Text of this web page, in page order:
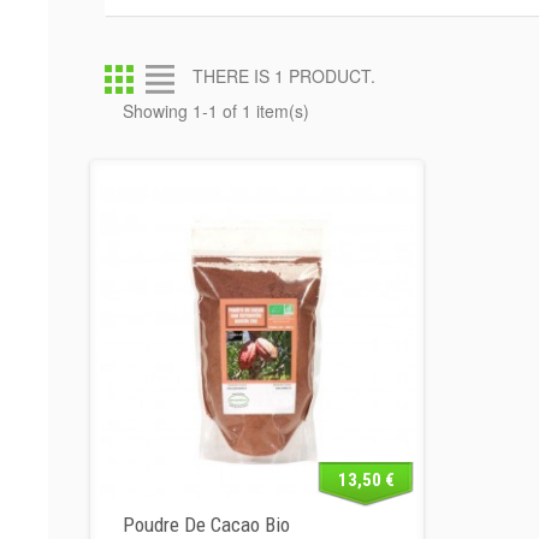
THERE IS 1 PRODUCT.
Showing 1-1 of 1 item(s)
Poudre De Cacao Bio
13,50 €